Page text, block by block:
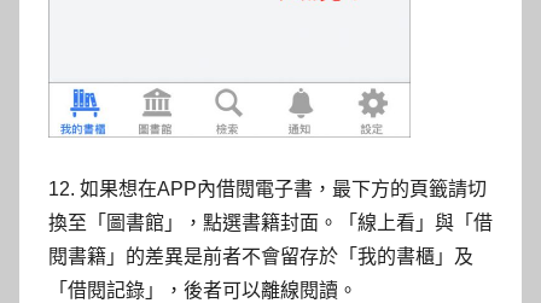
12. 如果想在APP內借閱電子書，最下方的頁籤請切
換至「圖書館」，點選書籍封面。「線上看」與「借
閱書籍」的差異是前者不會留存於「我的書櫃」及
「借閱記錄」，後者可以離線閱讀。